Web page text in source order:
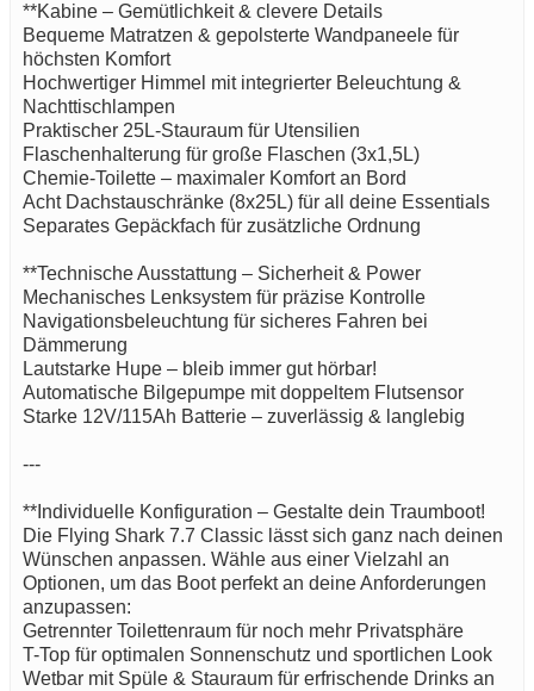
**Kabine – Gemütlichkeit & clevere Details
Bequeme Matratzen & gepolsterte Wandpaneele für
höchsten Komfort
Hochwertiger Himmel mit integrierter Beleuchtung &
Nachttischlampen
Praktischer 25L-Stauraum für Utensilien
Flaschenhalterung für große Flaschen (3x1,5L)
Chemie-Toilette – maximaler Komfort an Bord
Acht Dachstauschränke (8x25L) für all deine Essentials
Separates Gepäckfach für zusätzliche Ordnung
**Technische Ausstattung – Sicherheit & Power
Mechanisches Lenksystem für präzise Kontrolle
Navigationsbeleuchtung für sicheres Fahren bei
Dämmerung
Lautstarke Hupe – bleib immer gut hörbar!
Automatische Bilgepumpe mit doppeltem Flutsensor
Starke 12V/115Ah Batterie – zuverlässig & langlebig
---
**Individuelle Konfiguration – Gestalte dein Traumboot!
Die Flying Shark 7.7 Classic lässt sich ganz nach deinen
Wünschen anpassen. Wähle aus einer Vielzahl an
Optionen, um das Boot perfekt an deine Anforderungen
anzupassen:
Getrennter Toilettenraum für noch mehr Privatsphäre
T-Top für optimalen Sonnenschutz und sportlichen Look
Wetbar mit Spüle & Stauraum für erfrischende Drinks an